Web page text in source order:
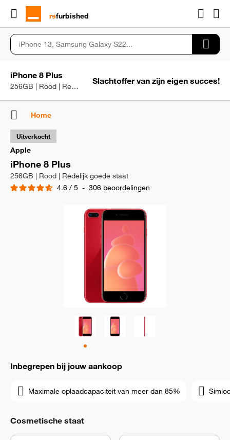
rɘfurbished
iPhone 8 Plus
256GB | Rood | Redelijk goede staat
Slachtoffer van zijn eigen succes!
Home
Apple
iPhone 8 Plus
256GB | Rood | Redelijk goede staat
4.6 / 5 - 306 beoordelingen
Uitverkocht
Inbegrepen bij jouw aankoop
Maximale oplaadcapaciteit van meer dan 85%
Cosmetische staat